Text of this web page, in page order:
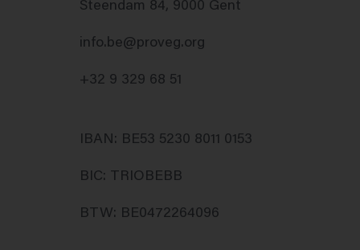
Steendam 84, 9000 Gent
info.be@proveg.org
+32 9 329 68 51
IBAN: BE53 5230 8011 0153
BIC: TRIOBEBB
BTW: BE0472264096